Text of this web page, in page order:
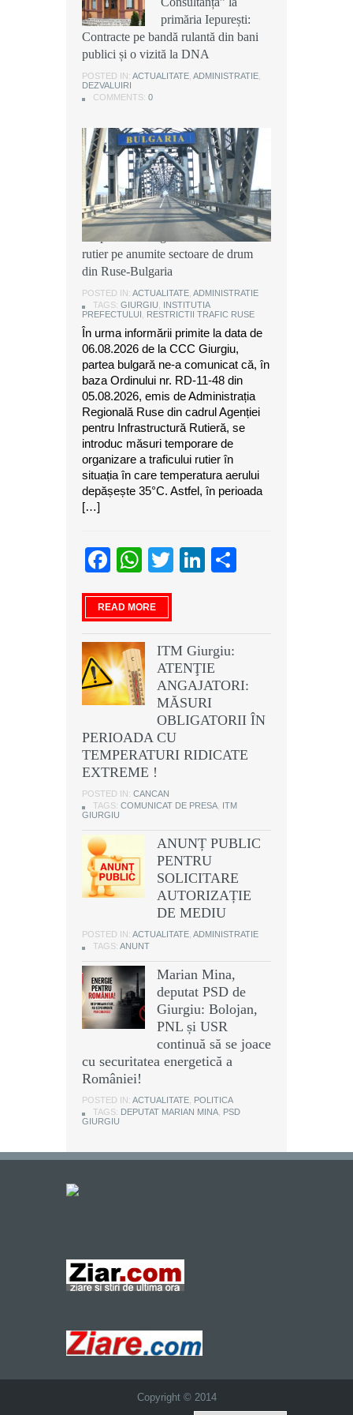
primăria Iepurești:
Contracte pe bandă rulantă din bani
publici și o vizită la DNA
POSTED IN: ACTUALITATE ADMINISTRATIE
DEZVALUIRI
COMMENTS: 0
primăria Iepurești:
Contracte pe bandă rulantă din bani
publici și o vizită la DNA
POSTED IN: ACTUALITATE ADMINISTRATIE
DEZVALUIRI
COMMENTS: 0
primăria Iepurești:
Contracte pe bandă rulantă din bani
publici și o vizită la DNA
POSTED IN: ACTUALITATE ADMINISTRATIE
DEZVALUIRI
COMMENTS: 0
Instituția Prefectului: Măsuri
temporare de organizare a traficului
rutier pe anumite sectoare de drum
din Ruse-Bulgaria
POSTED IN: ACTUALITATE ADMINISTRATIE
TAGS: GIURGIU
INSTITUTIA
PREFECTULUI
RESTRICTII TRAFIC RUSE
În urma informării primite la data de
06.08.2026 de la CCC Giurgiu,
partea bulgară ne-a comunicat că, în
baza Ordinului nr. RD-11-48 din
05.08.2026, emis de Administrația
Regională Ruse din cadrul Agenției
pentru Infrastructură Rutieră, se
introduc măsuri temporare de
organizare a traficului rutier în
situația în care temperatura aerului
depășește 35°C. Astfel, în perioada
[…]
Facebook
WhatsApp
TwitterLinkedIn
READ MORE
ITM Giurgiu:
ATENŢIE
ANGAJATORI:
MĂSURI
OBLIGATORII ÎN
PERIOADA CU
TEMPERATURI RIDICATE
EXTREME !
POSTED IN: CANCAN
TAGS: COMUNICAT DE PRESA ITM
GIURGIU
ANUNȚ PUBLIC
PENTRU
SOLICITARE
AUTORIZAȚIE
DE MEDIU
POSTED IN: ACTUALITATE ADMINISTRATIE
TAGS: ANUNT
Marian Mina,
deputat PSD de
Giurgiu: Bolojan,
PNL și USR
continuă să se joace
cu securitatea energetică a
României!
POSTED IN: ACTUALITATE POLITICA
TAGS: DEPUTAT MARIAN MINA PSD
GIURGIU
Copyright © 2014